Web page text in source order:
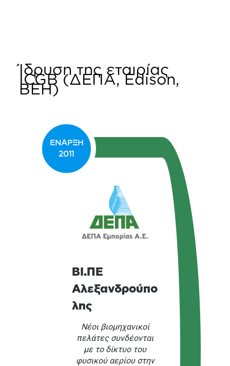
Ίδρυση της εταιρίας
ICGB (ΔΕΠΑ, Edison,
ΒΕΗ)
ΕΝΑΡΞΗ
2011
ΒΙ.ΠΕ
Αλεξανδρούπο
λης
Νέοι βιομηχανικοί
πελάτες συνδέονται
με το δίκτυο του
φυσικού αερίου στην